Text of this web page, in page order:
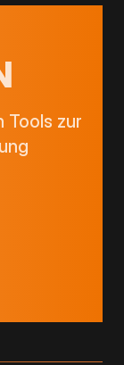
Tools zur